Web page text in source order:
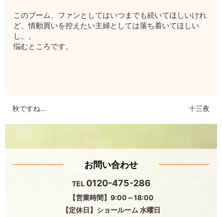
このブーム、ファンとしてはいつまでも続いてほしいけれ
ど、情動買いを控えたい主婦としては落ち着いてほしい
し。。
悩むところです。
秋ですね… 十三夜
お問い合わせ
TEL 0120-475-286
【営業時間】9:00～18:00
【定休日】ショールーム 水曜日